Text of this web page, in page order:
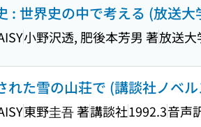
: 世界史の中で考える (放送
小野沢透, 肥後本芳男 著放送大
れた雪の山荘で (講談社ノベ
東野圭吾 著講談社1992.3音声